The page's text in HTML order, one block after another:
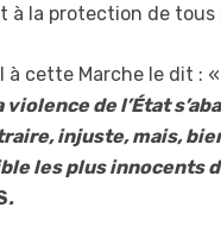
à la protection de
à cette Marche le dit : «
de l’État
injuste, mais,
les plus innocents
.